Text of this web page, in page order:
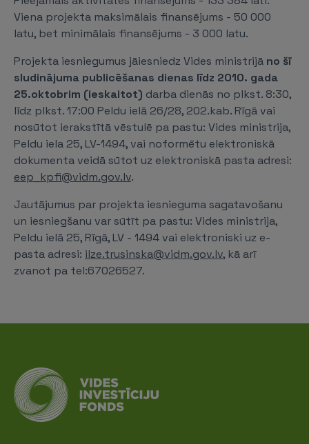
Viena projekta maksimālais finansējums - 50 000
latu, bet minimālais finansējums - 3 000 latu.
Projekta iesniegumus jāiesniedz Vides ministrijā no šī
sludinājuma publicēšanas dienas līdz 2010. gada
25.oktobrim (ieskaitot) darba dienās no plkst. 8:30,
līdz plkst. 17:00 Peldu ielā 26/28, 202.kab. Rīgā vai
nosūtot ierakstītā vēstulē pa pastu: Vides ministrija,
Peldu iela 25, LV-1494, vai noformētu elektroniskā
dokumenta veidā sūtot uz elektroniskā pasta adresi:
eep_kpfi@vidm.gov.lv.
Jautājumus par projekta iesnieguma sagatavošanu
un iesniegšanu var sūtīt pa pastu: Vides ministrija,
Peldu ielā 25, Rīgā, LV - 1494 vai elektroniski uz e-
pasta adresi: ilze.trusinska@vidm.gov.lv, kā arī
zvanot pa tel:67026527.